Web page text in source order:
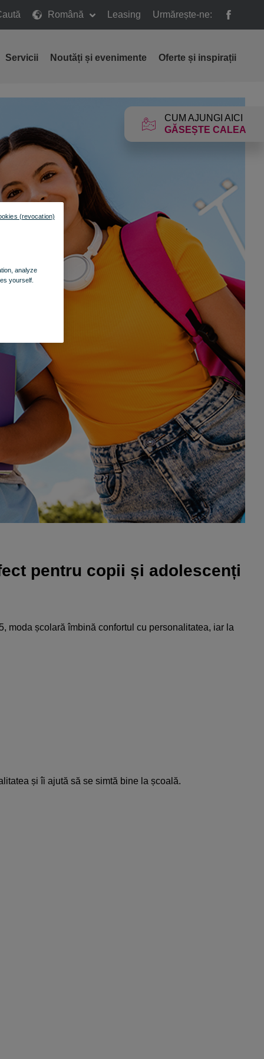
Română Leasing Urmărește-ne:
CUM AJUNGI AICI
GĂSEȘTE CALEA
Servicii Noutăți și evenimente Oferte și inspirații
pentru copii și adolescenți
moda școlară îmbină confortul cu personalitatea, iar la
și îi ajută să se simtă bine la școală.​​
analyze
yourself.
(revocation)